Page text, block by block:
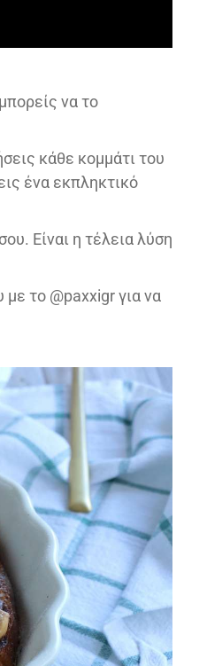
να το
κάθε κομμάτι του
ένα εκπληκτικό
Είναι η τέλεια λύση
το @paxxigr για να